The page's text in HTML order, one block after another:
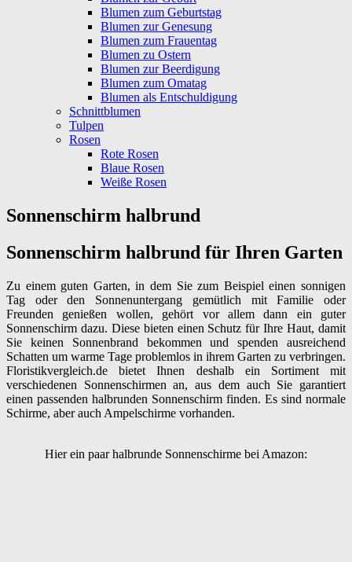
Blumen zum Geburtstag
Blumen zur Genesung
Blumen zum Frauentag
Blumen zu Ostern
Blumen zur Beerdigung
Blumen zum Omatag
Blumen als Entschuldigung
Schnittblumen
Tulpen
Rosen
Rote Rosen
Blaue Rosen
Weiße Rosen
Sonnenschirm halbrund
Sonnenschirm halbrund für Ihren Garten
Zu einem guten Garten, in dem Sie zum Beispiel einen sonnigen
Tag oder den Sonnenuntergang gemütlich mit Familie oder
Freunden genießen wollen, gehört vor allem dann ein guter
Sonnenschirm dazu. Diese bieten einen Schutz für Ihre Haut, damit
Sie keinen Sonnenbrand bekommen und spenden ausreichend
Schatten um warme Tage problemlos in ihrem Garten zu verbringen.
Floristikvergleich.de bietet Ihnen deshalb ein Sortiment mit
verschiedenen Sonnenschirmen an, aus dem auch Sie garantiert
einen passenden halbrunden Sonnenschirm finden. Es sind normale
Schirme, aber auch Ampelschirme vorhanden.
Hier ein paar halbrunde Sonnenschirme bei Amazon: